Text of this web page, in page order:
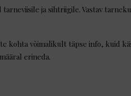
ja sihtriigile. Vastav
kohta võimalikult täpse info, kuid
erineda.